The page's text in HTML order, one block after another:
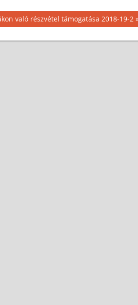
való részvétel támogatása 2018-19-2